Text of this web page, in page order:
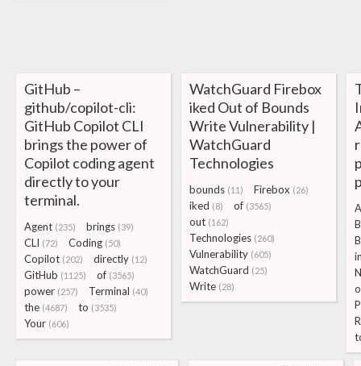
GitHub –
github/copilot-cli:
GitHub Copilot CLI
brings the power of
Copilot coding agent
directly to your
terminal.
Agent (235) brings (39)
CLI (72) Coding (50)
Copilot (202) directly (12)
GitHub (1125) of (3565)
power (257) Terminal (40)
the (4687) to (3535)
Your (606)
WatchGuard Firebox
iked Out of Bounds
Write Vulnerability |
WatchGuard
Technologies
bounds (11) Firebox (26)
iked (8) of (3565)
out (162)
Technologies (260)
Vulnerability (605)
WatchGuard (25)
Write (28)